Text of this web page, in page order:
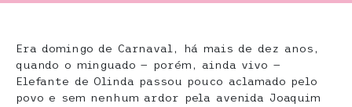
Era domingo de Carnaval, há mais de dez anos,
quando o minguado — porém, ainda vivo —
Elefante de Olinda passou pouco aclamado pelo
povo e sem nenhum ardor pela avenida Joaquim